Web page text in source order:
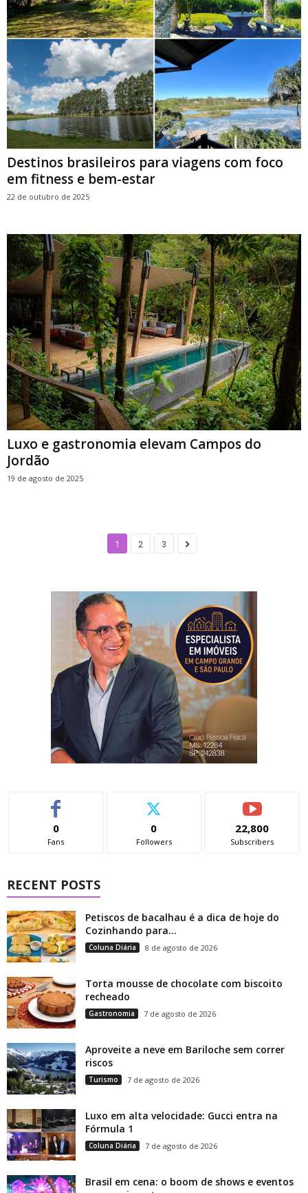
Destinos brasileiros para viagens com foco
em fitness e bem-estar
22 de outubro de 2025
Luxo e gastronomia elevam Campos do
Jordão
19 de agosto de 2025
1 2 3
0
Fans
0
Followers
22,800
Subscribers
RECENT POSTS
Petiscos de bacalhau é a dica de hoje do
Cozinhando para...
Coluna Diária 8 de agosto de 2026
Torta mousse de chocolate com biscoito
recheado
Gastronomia 7 de agosto de 2026
Aproveite a neve em Bariloche sem correr
riscos
Turismo 7 de agosto de 2026
Luxo em alta velocidade: Gucci entra na
Fórmula 1
Coluna Diária 7 de agosto de 2026
Brasil em cena: o boom de shows e eventos